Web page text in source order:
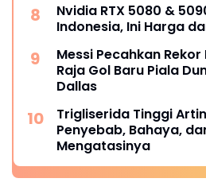
Nvidia RTX 5080 &
Indonesia, Ini Harga
Messi Pecahkan
Raja Gol Baru Piala
Dallas
Trigliserida Tinggi
Penyebab, Bahaya,
Mengatasinya